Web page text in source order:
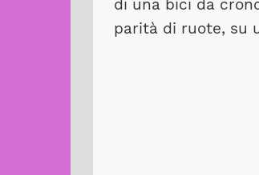
di una bici da
parità di ruote, su